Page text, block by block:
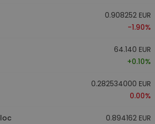
0.908252 EUR
-1.90%
64.140 EUR
+0.10%
0.282534000 EUR
0.00%
0.894162 EUR